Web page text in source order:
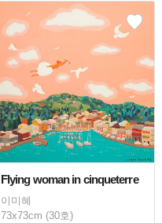
Flying woman in cinqueterre
이미혜
73x73cm (30호)